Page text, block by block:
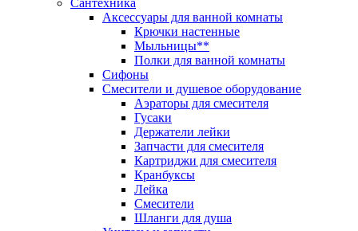
Сантехника
Аксессуары для ванной комнаты
Крючки настенные
Мыльницы**
Полки для ванной комнаты
Сифоны
Смесители и душевое оборудование
Аэраторы для смесителя
Гусаки
Держатели лейки
Запчасти для смесителя
Картриджи для смесителя
Кранбуксы
Лейка
Смесители
Шланги для душа